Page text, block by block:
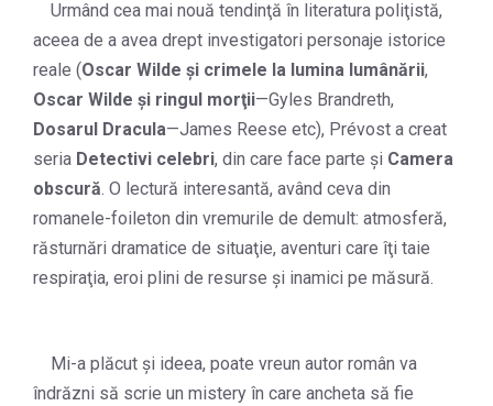
Urmând cea mai nouă tendinţă în literatura poliţistă,
aceea de a avea drept investigatori personaje istorice
reale (Oscar Wilde şi crimele la lumina lumânării,
Oscar Wilde şi ringul morţii—Gyles Brandreth,
Dosarul Dracula—James Reese etc), Prévost a creat
seria Detectivi celebri, din care face parte şi Camera
obscură. O lectură interesantă, având ceva din
romanele-foileton din vremurile de demult: atmosferă,
răsturnări dramatice de situaţie, aventuri care îţi taie
respiraţia, eroi plini de resurse şi inamici pe măsură.
Mi-a plăcut şi ideea, poate vreun autor român va
îndrăzni să scrie un mistery în care ancheta să fie